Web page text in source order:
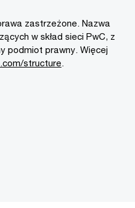
zastrzeżone. Nazwa
w skład sieci PwC, z
podmiot prawny. Więcej
structure